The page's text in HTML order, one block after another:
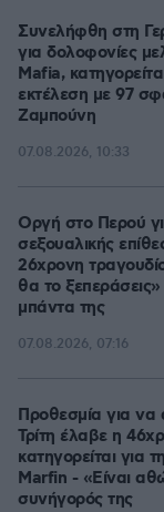
Συνελήφθη στη
για δολοφονίες
Mafia,
εκτέλεση με 97
Ζαμπούνη
07.08.2026, 10:33
Οργή στο Περού
σεξουαλικής
26χρονη
θα το
μπάντα της
07.08.2026, 07:16
Προθεσμία για να
Τρίτη έλαβε η
κατηγορείται για
Marfin - «Είναι
συνήγορός της